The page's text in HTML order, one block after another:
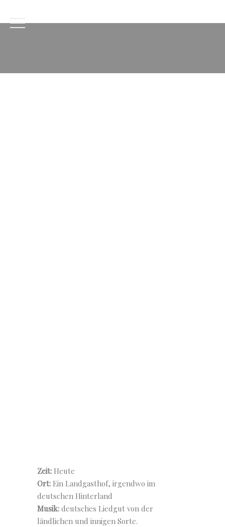
Zeit: Heute
Ort: Ein Landgasthof, irgendwo im
deutschen Hinterland
Musik: deutsches Liedgut von der
ländlichen und innigen Sorte.